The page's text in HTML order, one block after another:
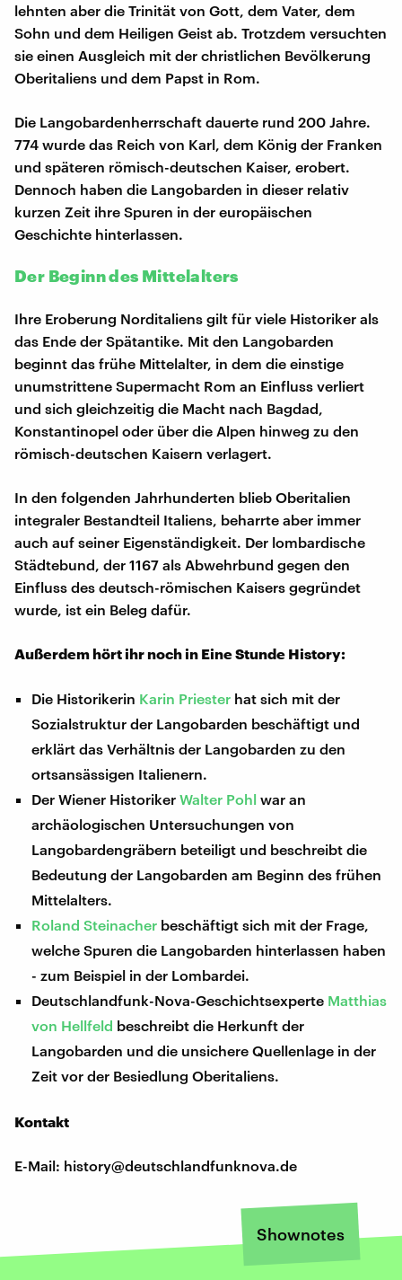
lehnten aber die Trinität von Gott, dem Vater, dem
Sohn und dem Heiligen Geist ab. Trotzdem versuchten
sie einen Ausgleich mit der christlichen Bevölkerung
Oberitaliens und dem Papst in Rom.
Die Langobardenherrschaft dauerte rund 200 Jahre.
774 wurde das Reich von Karl, dem König der Franken
und späteren römisch-deutschen Kaiser, erobert.
Dennoch haben die Langobarden in dieser relativ
kurzen Zeit ihre Spuren in der europäischen
Geschichte hinterlassen.
Der Beginn des Mittelalters
Ihre Eroberung Norditaliens gilt für viele Historiker als
das Ende der Spätantike. Mit den Langobarden
beginnt das frühe Mittelalter, in dem die einstige
unumstrittene Supermacht Rom an Einfluss verliert
und sich gleichzeitig die Macht nach Bagdad,
Konstantinopel oder über die Alpen hinweg zu den
römisch-deutschen Kaisern verlagert.
In den folgenden Jahrhunderten blieb Oberitalien
integraler Bestandteil Italiens, beharrte aber immer
auch auf seiner Eigenständigkeit. Der lombardische
Städtebund, der 1167 als Abwehrbund gegen den
Einfluss des deutsch-römischen Kaisers gegründet
wurde, ist ein Beleg dafür.
Außerdem hört ihr noch in Eine Stunde History:
Die Historikerin Karin Priester hat sich mit der
Sozialstruktur der Langobarden beschäftigt und
erklärt das Verhältnis der Langobarden zu den
ortsansässigen Italienern.
Der Wiener HistorikerWalter Pohl war an
archäologischen Untersuchungen von
Langobardengräbern beteiligt und beschreibt die
Bedeutung der Langobarden am Beginn des frühen
Mittelalters.
Roland Steinacher beschäftigt sich mit der Frage,
welche Spuren die Langobarden hinterlassen haben
- zum Beispiel in der Lombardei.
Deutschlandfunk-Nova-Geschichtsexperte Matthias
von Hellfeld beschreibt die Herkunft der
Langobarden und die unsichere Quellenlage in der
Zeit vor der Besiedlung Oberitaliens.
Kontakt
E-Mail: history@deutschlandfunknova.de
Shownotes